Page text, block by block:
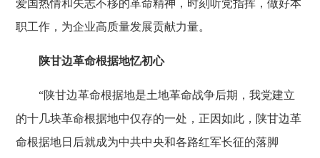
爱国热情和矢志不移的革命精神，时刻听党指挥，做好本
职工作，为企业高质量发展贡献力量。
陕甘边革命根据地忆初心
“陕甘边革命根据地是土地革命战争后期，我党建立
的十几块革命根据地中仅存的一处，正因如此，陕甘边革
命根据地日后就成为中共中央和各路红军长征的落脚